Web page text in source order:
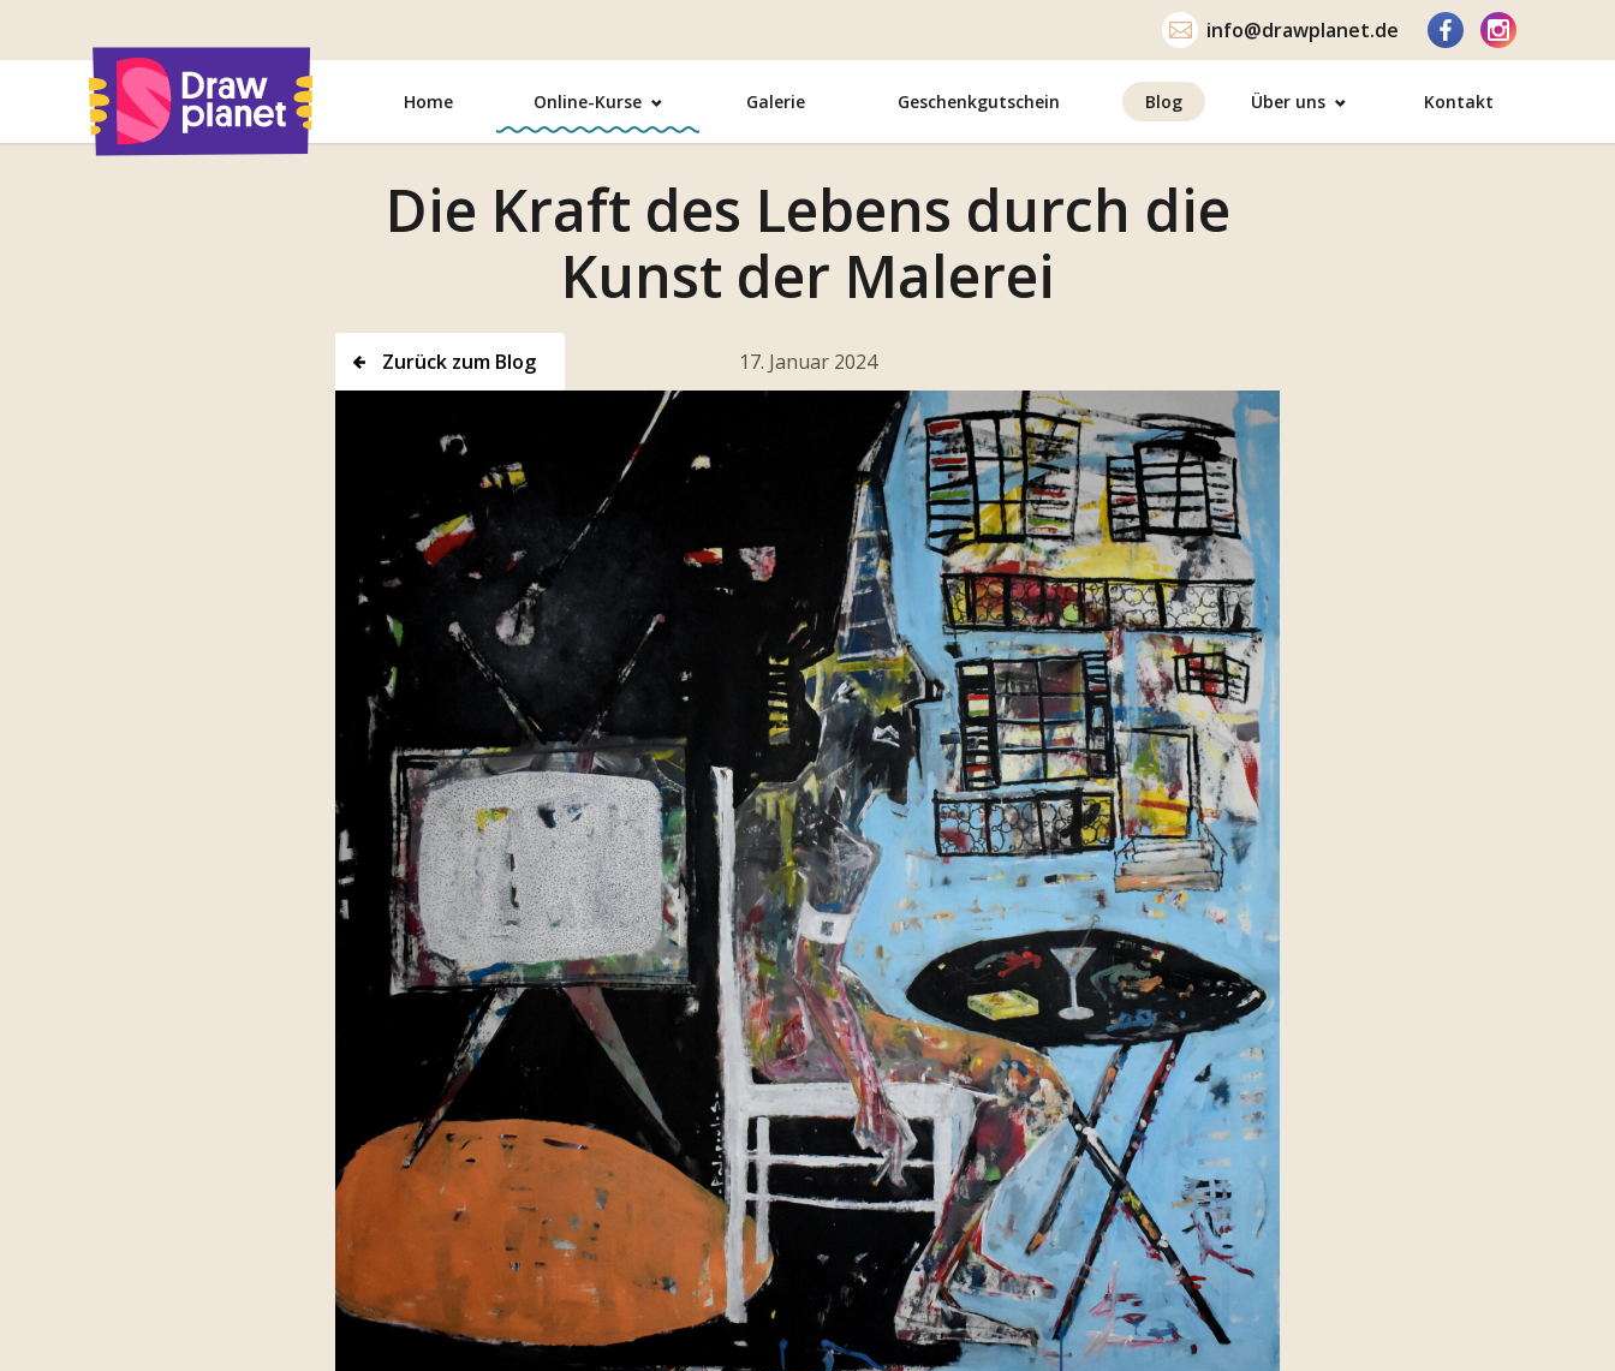
info@drawplanet.de
Home Online-Kurse Galerie Geschenkgutschein Blog Über uns Kontakt
Die Kraft des Lebens durch die
Kunst der Malerei
17. Januar 2024
Zurück zum Blog